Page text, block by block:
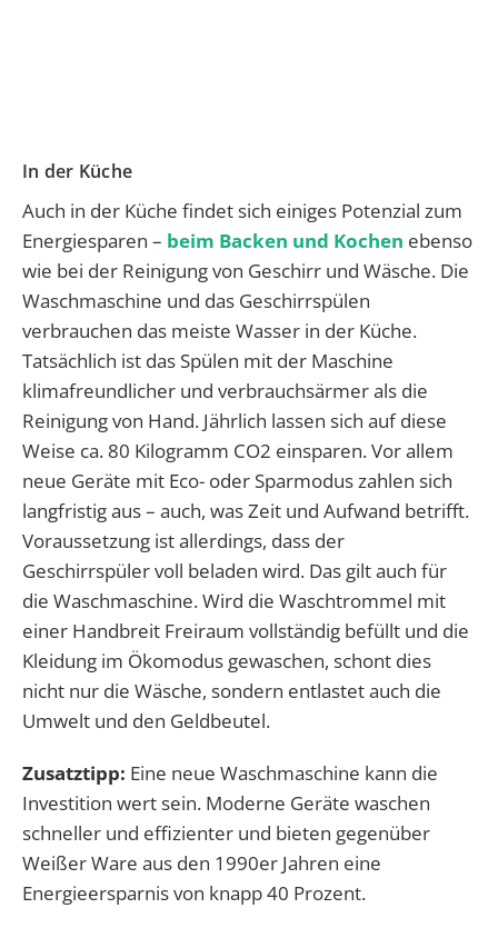
In der Küche
Auch in der Küche findet sich einiges Potenzial zum
Energiesparen – beim Backen und Kochen ebenso
wie bei der Reinigung von Geschirr und Wäsche. Die
Waschmaschine und das Geschirrspülen
verbrauchen das meiste Wasser in der Küche.
Tatsächlich ist das Spülen mit der Maschine
klimafreundlicher und verbrauchsärmer als die
Reinigung von Hand. Jährlich lassen sich auf diese
Weise ca. 80 Kilogramm CO2 einsparen. Vor allem
neue Geräte mit Eco- oder Sparmodus zahlen sich
langfristig aus – auch, was Zeit und Aufwand betrifft.
Voraussetzung ist allerdings, dass der
Geschirrspüler voll beladen wird. Das gilt auch für
die Waschmaschine. Wird die Waschtrommel mit
einer Handbreit Freiraum vollständig befüllt und die
Kleidung im Ökomodus gewaschen, schont dies
nicht nur die Wäsche, sondern entlastet auch die
Umwelt und den Geldbeutel.
Zusatztipp: Eine neue Waschmaschine kann die
Investition wert sein. Moderne Geräte waschen
schneller und effizienter und bieten gegenüber
Weißer Ware aus den 1990er Jahren eine
Energieersparnis von knapp 40 Prozent.